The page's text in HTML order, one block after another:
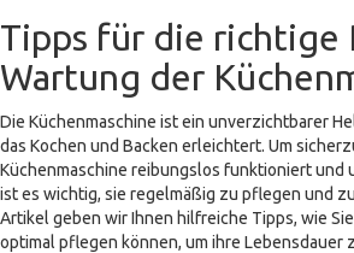
Tipps für die richtige
Wartung der
Die Küchenmaschine ist ein unverzichtbarer
das Kochen und Backen erleichtert. Um
Küchenmaschine reibungslos funktioniert und
ist es wichtig, sie regelmäßig zu pflegen und
Artikel geben wir Ihnen hilfreiche Tipps, wie
optimal pflegen können, um ihre Lebensdauer